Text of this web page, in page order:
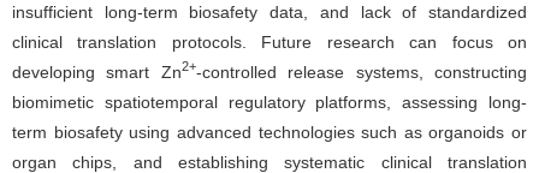
insufficient long-term biosafety data, and lack of standardized
clinical translation protocols. Future research can focus on
developing smart Zn2+-controlled release systems, constructing
biomimetic spatiotemporal regulatory platforms, assessing long-
term biosafety using advanced technologies such as organoids or
organ chips, and establishing systematic clinical translation